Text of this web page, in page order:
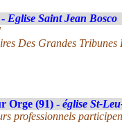
Eglise Saint Jean Bosco
Des Grandes Tribunes
Orge (91) - église St-
professionnels